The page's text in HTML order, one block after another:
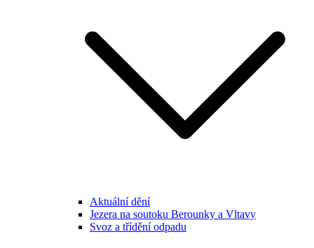
Aktuální dění
Jezera na soutoku Berounky a Vltavy
Svoz a třídění odpadu